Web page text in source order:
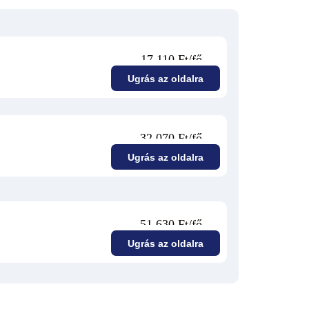
17 110 Ft/fő
Ugrás az oldalra
32 070 Ft/fő
Ugrás az oldalra
51 630 Ft/fő
Ugrás az oldalra